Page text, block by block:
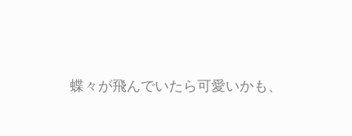
蝶々が飛んでいたら可愛いかも、